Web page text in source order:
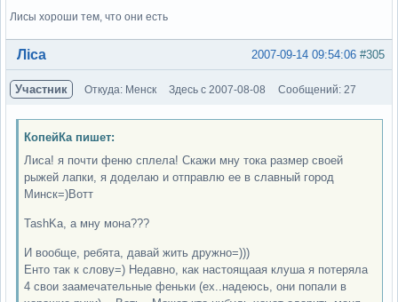
Лисы хороши тем, что они есть
Вне форума #305
2007-09-14 09:54:06
Ліса
Участник Откуда: Менск Здесь с 2007-08-08 Сообщений: 27
КопейКа пишет:
Лиса! я почти феню сплела! Скажи мну тока размер своей
рыжей лапки, я доделаю и отправлю ее в славный город
Минск=)Вотт
TashKa, а мну мона???
И вообще, ребята, давай жить дружно=)))
Енто так к слову=) Недавно, как настоящаая клуша я потеряла
4 свои заамечательные феньки (ех..надеюсь, они попали в